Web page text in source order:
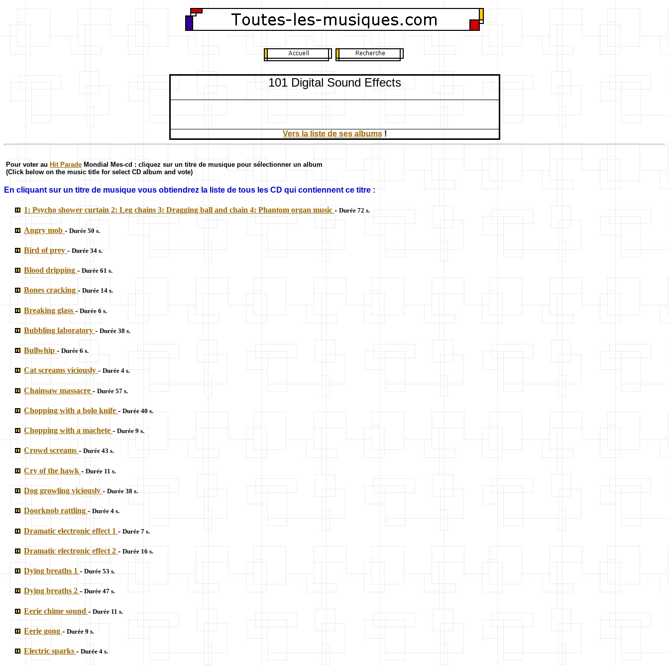
101 Digital Sound Effects
Vers la liste de ses albums!
Pour voter au Hit Parade Mondial Mes-cd : cliquez sur un titre de musique pour sélectionner un album
(Click below on the music title for select CD album and vote)
En cliquant sur un titre de musique vous obtiendrez la liste de tous les CD qui contiennent ce titre :
1: Psycho shower curtain 2: Leg chains 3: Dragging ball and chain 4: Phantom organ music - Durée 72 s.
Angry mob - Durée 50 s.
Bird of prey - Durée 34 s.
Blood dripping - Durée 61 s.
Bones cracking - Durée 14 s.
Breaking glass - Durée 6 s.
Bubbling laboratory - Durée 38 s.
Bullwhip - Durée 6 s.
Cat screams viciously - Durée 4 s.
Chainsaw massacre - Durée 57 s.
Chopping with a bolo knife - Durée 40 s.
Chopping with a machete - Durée 9 s.
Crowd screams - Durée 43 s.
Cry of the hawk - Durée 11 s.
Dog growling viciously - Durée 38 s.
Doorknob rattling - Durée 4 s.
Dramatic electronic effect 1 - Durée 7 s.
Dramatic electronic effect 2 - Durée 16 s.
Dying breaths 1 - Durée 53 s.
Dying breaths 2 - Durée 47 s.
Eerie chime sound - Durée 11 s.
Eerie gong - Durée 9 s.
Electric sparks - Durée 4 s.